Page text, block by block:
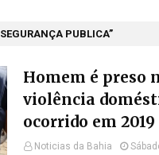
SEGURANÇA PUBLICA
Homem é preso
violência
ocorrido em 2019
Noticias da Bahia